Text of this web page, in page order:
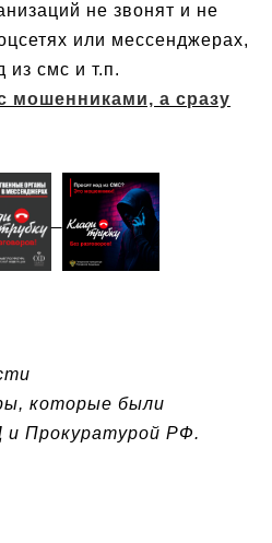
не звонят и не
или мессенджерах,
из смс и т.п.
мошенниками, а сразу
которые были
Прокуратурой РФ.